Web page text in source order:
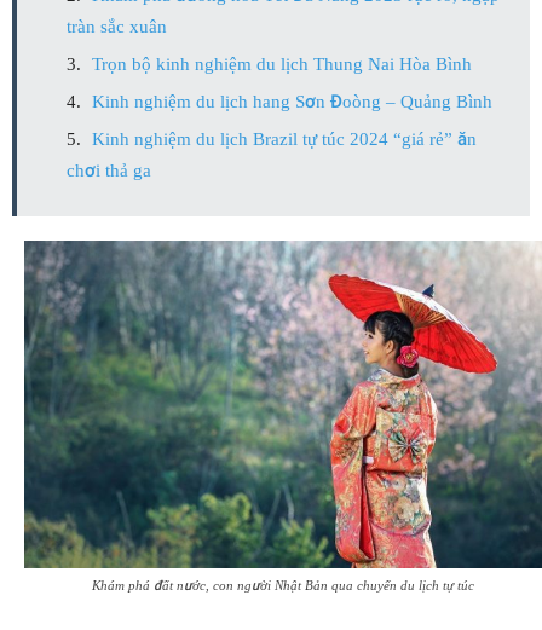
tràn sắc xuân
Trọn bộ kinh nghiệm du lịch Thung Nai Hòa Bình
Kinh nghiệm du lịch hang Sơn Đoòng – Quảng Bình
Kinh nghiệm du lịch Brazil tự túc 2024 “giá rẻ” ăn
chơi thả ga
Khám phá đất nước, con người Nhật Bản qua chuyến du lịch tự túc